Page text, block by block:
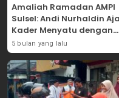
Amaliah Ramadan AMPI
Sulsel: Andi Nurhaldin
Kader Menyatu dengan
Kaum Dhuafa
5 bulan yang lalu